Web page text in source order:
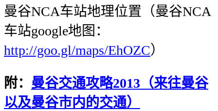
曼谷NCA车站地理位置（曼谷NCA
车站google地图：
http://goo.gl/maps/EhOZC）
附： 曼谷交通攻略2013（来往曼谷
以及曼谷市内的交通）